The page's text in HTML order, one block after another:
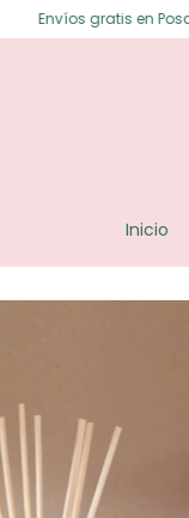
en Posadas ⟡
Inicio